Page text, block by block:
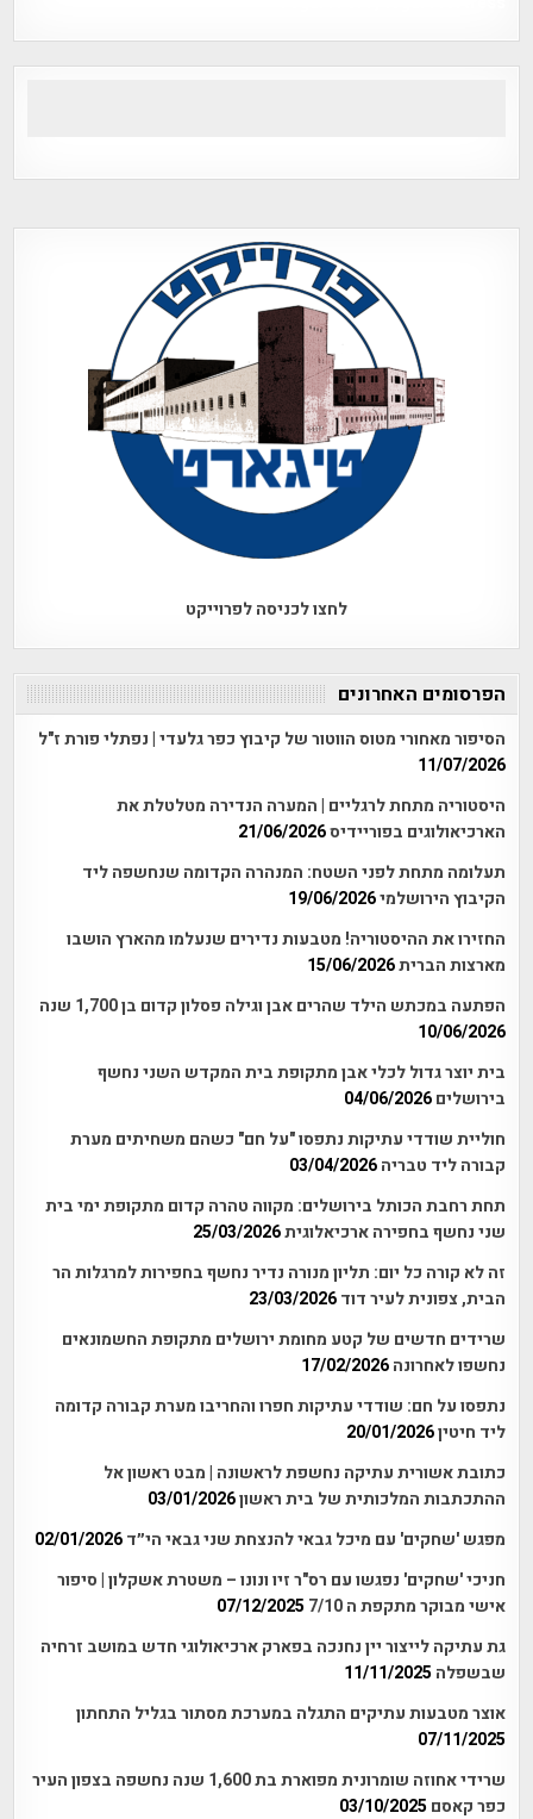
לחצו לכניסה לפרוייקט
הפרסומים האחרונים
הסיפור מאחורי מטוס הווטור של קיבוץ כפר גלעדי | נפתלי פורת ז"ל
11/07/2026
היסטוריה מתחת לרגליים | המערה הנדירה מטלטלת את
הארכיאולוגים בפוריידיס21/06/2026
תעלומה מתחת לפני השטח: המנהרה הקדומה שנחשפה ליד
הקיבוץ הירושלמי19/06/2026
החזירו את ההיסטוריה! מטבעות נדירים שנעלמו מהארץ הושבו
מארצות הברית15/06/2026
הפתעה במכתש הילד שהרים אבן וגילה פסלון קדום בן 1,700 שנה
10/06/2026
בית יוצר גדול לכלי אבן מתקופת בית המקדש השני נחשף
בירושלים 04/06/2026
חוליית שודדי עתיקות נתפסו "על חם" כשהם משחיתים מערת
קבורה ליד טבריה 03/04/2026
תחת רחבת הכותל בירושלים: מקווה טהרה קדום מתקופת ימי בית
שני נחשף בחפירה ארכיאלוגית25/03/2026
זה לא קורה כל יום: תליון מנורה נדיר נחשף בחפירות למרגלות הר
הבית, צפונית לעיר דוד 23/03/2026
שרידים חדשים של קטע מחומת ירושלים מתקופת החשמונאים
נחשפו לאחרונה 17/02/2026
נתפסו על חם: שודדי עתיקות חפרו והחריבו מערת קבורה קדומה
ליד חיטין20/01/2026
כתובת אשורית עתיקה נחשפת לראשונה | מבט ראשון אל
ההתכתבות המלכותית של בית ראשון03/01/2026
מפגש 'שחקים' עם מיכל גבאי להנצחת שני גבאי הי״ד 02/01/2026
חניכי 'שחקים' נפגשו עם רס"ר זיו ונונו – משטרת אשקלון | סיפור
אישי מבוקר מתקפת ה 7/10
07/12/2025
גת עתיקה לייצור יין נחנכה בפארק ארכיאולוגי חדש במושב זרחיה
שבשפלה 11/11/2025
אוצר מטבעות עתיקים התגלה במערכת מסתור בגליל התחתון
07/11/2025
שרידי אחוזה שומרונית מפוארת בת 1,600 שנה נחשפה בצפון העיר
כפר קאסם 03/10/2025